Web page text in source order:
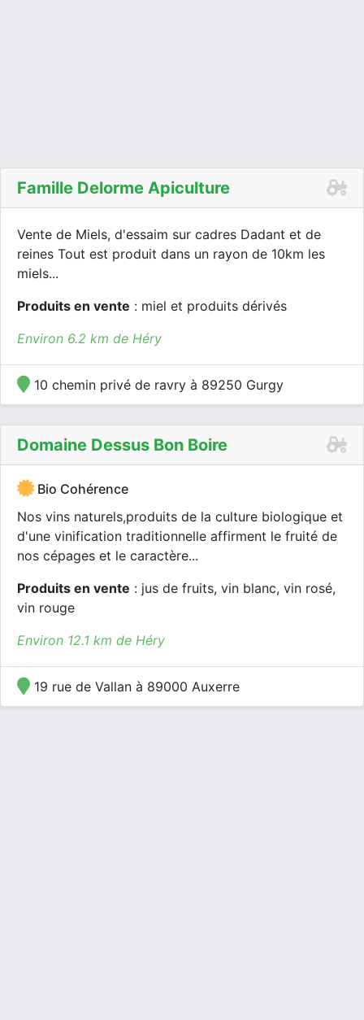
Famille Delorme Apiculture
Vente de Miels, d'essaim sur cadres Dadant et de
reines Tout est produit dans un rayon de 10km les
miels...
Produits en vente : miel et produits dérivés
Environ 6.2 km de Héry
10 chemin privé de ravry à 89250 Gurgy
Domaine Dessus Bon Boire
Bio Cohérence
Nos vins naturels,produits de la culture biologique et
d'une vinification traditionnelle affirment le fruité de
nos cépages et le caractère...
Produits en vente : jus de fruits, vin blanc, vin rosé,
vin rouge
Environ 12.1 km de Héry
19 rue de Vallan à 89000 Auxerre